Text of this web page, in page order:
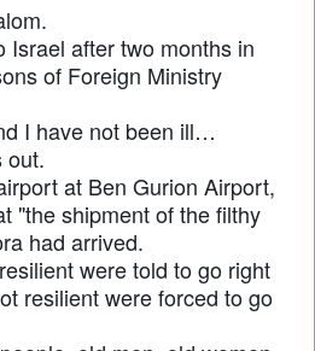
Israel after two months in
of Foreign Ministry
I have not been ill…
out.
at Ben Gurion Airport,
"the shipment of the filthy
had arrived.
were told to go right
resilient were forced to go